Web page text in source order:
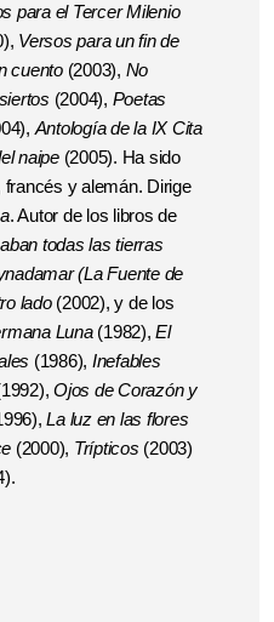
para el Tercer Milenio
Versos para un fin de
cuento(2003), No
(2004), Poetas
Antología de la IX Cita
naipe(2005). Ha sido
francés y alemán. Dirige
. Autor de los libros de
todas las tierras
(La Fuente de
lado(2002), y de los
Luna(1982),El
(1986), Inefables
Ojos de Corazón y
La luz en las flores
(2000), Trípticos (2003)